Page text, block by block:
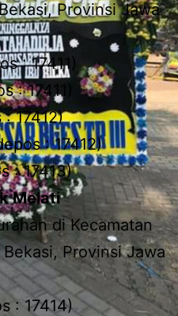
Provinsi Jawa
: 17411)
: 17411)
17412)
: 17412)
: 17413)
Melati
di Kecamatan
Provinsi Jawa
: 17414)